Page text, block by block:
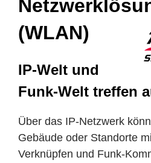
(WLAN)
IP-Welt und
Funk-Welt treffen
Über das IP-Netzwerk
Gebäude oder Standorte
Verknüpfen und Funk-